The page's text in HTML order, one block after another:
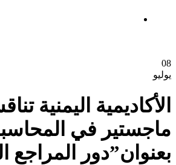
08
يوليو
الأكاديمية اليمنية
ماجستير في
بعنوان”دور المراجع